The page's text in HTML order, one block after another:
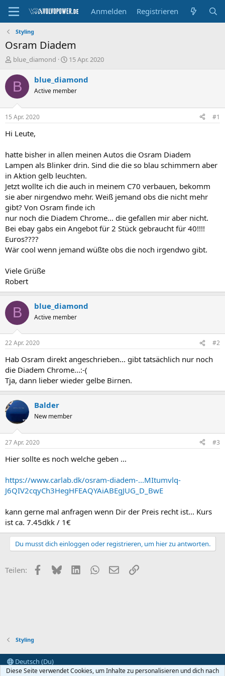
Anmelden Registrieren
Styling
Osram Diadem
E
s
e
blue_diamond
E
s
e
t
15 Apr. 2020
B blue_diamond
Active member
15 Apr. 2020 #1
Hi Leute,
hatte bisher in allen meinen Autos die Osram Diadem
Lampen als Blinker drin. Sind die die so blau schimmern aber
in Aktion gelb leuchten.
Jetzt wollte ich die auch in meinem C70 verbauen, bekomm
sie aber nirgendwo mehr. Weiß jemand obs die nicht mehr
gibt? Von Osram finde ich
nur noch die Diadem Chrome... die gefallen mir aber nicht.
Bei ebay gabs ein Angebot für 2 Stück gebraucht für 40!!!!
Euros????
Wär cool wenn jemand wüßte obs die noch irgendwo gibt.
Viele Grüße
Robert
B blue_diamond
Active member
22 Apr. 2020 #2
Hab Osram direkt angeschrieben... gibt tatsächlich nur noch
die Diadem Chrome...:-(
Tja, dann lieber wieder gelbe Birnen.
Balder
New member
27 Apr. 2020 #3
Hier sollte es noch welche geben ...
https://www.carlab.dk/osram-diadem-...MItumvlq-
J6QIV2cqyCh3HegHFEAQYAiABEgJUG_D_BwE
kann gerne mal anfragen wenn Dir der Preis recht ist... Kurs
ist ca. 7.45dkk / 1€
Du musst dich einloggen oder registrieren, um hier zu antworten.
Teilen: Facebook
BlueskyLinkedInWhatsApp
E-MailLink
Styling
Deutsch (Du)
Diese Seite verwendet Cookies, um Inhalte zu personalisieren und dich nach